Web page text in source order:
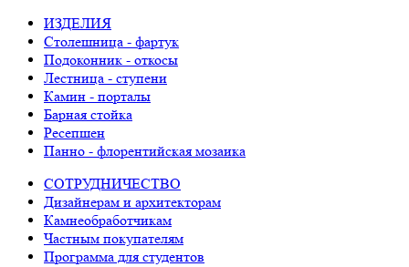
ИЗДЕЛИЯ
Столешница - фартук
Подоконник - откосы
Лестница - ступени
Камин - порталы
Барная стойка
Ресепшен
Панно - флорентийская мозаика
СОТРУДНИЧЕСТВО
Дизайнерам и архитекторам
Камнеобработчикам
Частным покупателям
Программа для студентов